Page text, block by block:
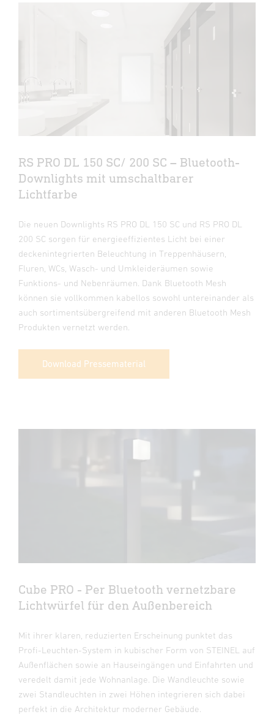
RS PRO DL 150 SC/ 200 SC – Bluetooth-
Downlights mit umschaltbarer
Lichtfarbe
Die neuen Downlights RS PRO DL 150 SC und RS PRO DL
200 SC sorgen für energieeffizientes Licht bei einer
deckenintegrierten Beleuchtung in Treppenhäusern,
Fluren, WCs, Wasch- und Umkleideräumen sowie
Funktions- und Nebenräumen. Dank Bluetooth Mesh
können sie vollkommen kabellos sowohl untereinander als
auch sortimentsübergreifend mit anderen Bluetooth Mesh
Produkten vernetzt werden.
Download Pressematerial
Cube PRO - Per Bluetooth vernetzbare
Lichtwürfel für den Außenbereich
Mit ihrer klaren, reduzierten Erscheinung punktet das
Profi-Leuchten-System in kubischer Form von STEINEL auf
Außenflächen sowie an Hauseingängen und Einfahrten und
veredelt damit jede Wohnanlage. Die Wandleuchte sowie
zwei Standleuchten in zwei Höhen integrieren sich dabei
perfekt in die Architektur moderner Gebäude.